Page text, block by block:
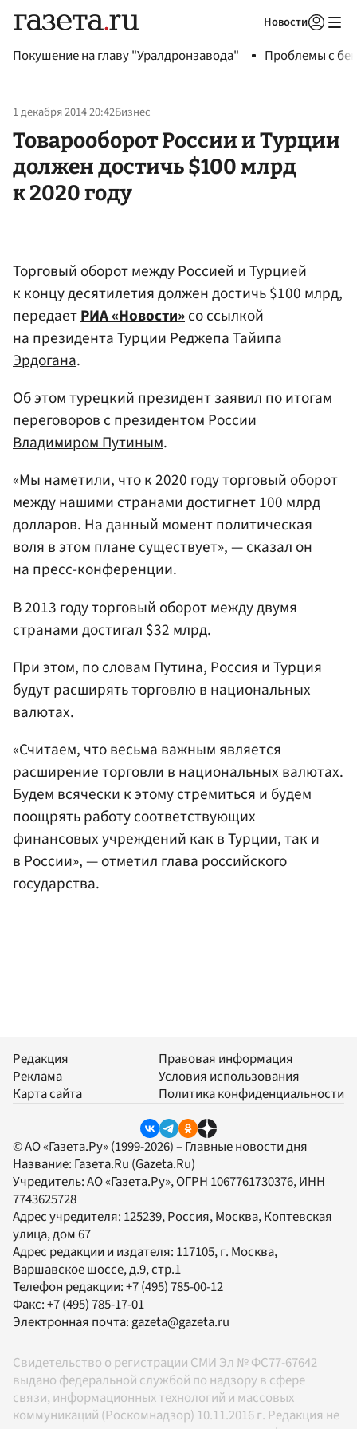
Новости
Покушение на главу "Уралдронзавода" Проблемы с
1 декабря 2014 20:42Бизнес
Товарооборот России и Турции
должен достичь $100 млрд
к 2020 году
Торговый оборот между Россией и Турцией
к концу десятилетия должен достичь $100 млрд,
передаетРИА «Новости»со ссылкой
на президента ТурцииРеджепа Тайипа
Эрдогана.
Об этом турецкий президент заявил по итогам
переговоров с президентом России
Владимиром Путиным.
«Мы наметили, что к 2020 году торговый оборот
между нашими странами достигнет 100 млрд
долларов. На данный момент политическая
воля в этом плане существует», — сказал он
на пресс-конференции.
В 2013 году торговый оборот между двумя
странами достигал $32 млрд.
При этом, по словам Путина, Россия и Турция
будут расширять торговлю в национальных
валютах.
«Считаем, что весьма важным является
расширение торговли в национальных валютах.
Будем всячески к этому стремиться и будем
поощрять работу соответствующих
финансовых учреждений как в Турции, так и
в России», — отметил глава российского
государства.
Редакция
Реклама
Карта сайта
Правовая информация
Условия использования
Политика конфиденциальности
© АО «Газета.Ру» (1999-2026) – Главные новости дня
Название: Газета.Ru (Gazeta.Ru)
Учредитель:АО «Газета.Ру», ОГРН 1067761730376, ИНН
7743625728
Адрес учредителя: 125239, Россия, Москва, Коптевская
улица, дом 67
Адрес редакции и издателя: 117105, г. Москва,
Варшавское шоссе, д.9, стр.1
Телефон редакции:+7 (495) 785-00-12
Факс:+7 (495) 785-17-01
Электронная почта:gazeta@gazeta.ru
Свидетельство о регистрации СМИ Эл № ФС77-67642
выдано федеральной службой по надзору в сфере
связи, информационных технологий и массовых
коммуникаций (Роскомнадзор) 10.11.2016 г. Редакция не